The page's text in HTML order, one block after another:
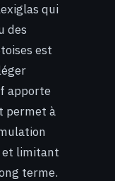
qui
des
est
apporte
permet à
et limitant
terme.